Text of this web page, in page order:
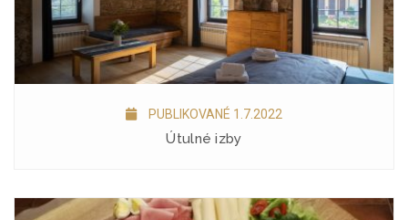
PUBLIKOVANÉ 1.7.2022
Útulné izby